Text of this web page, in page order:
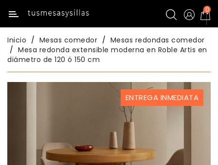
Categoría
Inicio
Mesas
De
0
Inicio Mesas comedor
Mesas redondas comedor
Mesa redonda extensible moderna en Roble Artis en
diámetro de 120 ó 150 cm
ENTREGA INMEDIATA